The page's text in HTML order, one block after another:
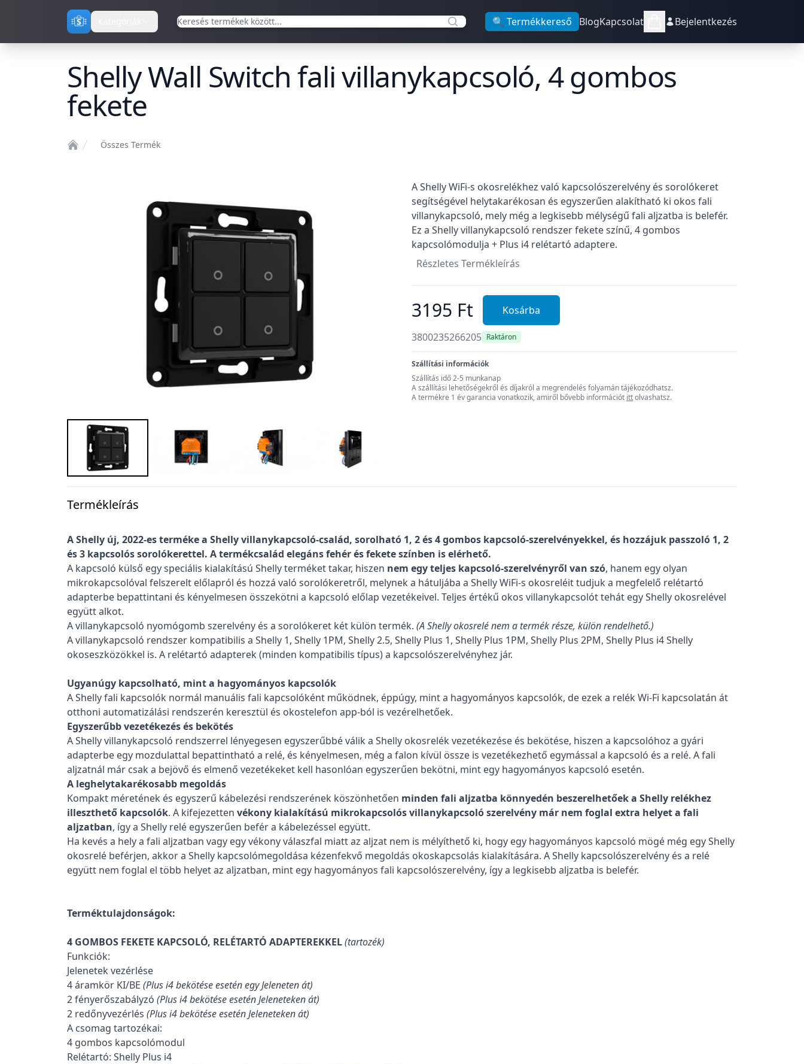
🔍 Termékkereső BlogKapcsolat Bejelentkezés
Shelly Wall Switch fali villanykapcsoló, 4 gombos
fekete
Összes Termék
Termékleírás
A Shelly WiFi-s okosrelékhez való kapcsolószerelvény és sorolókeret
segítségével helytakarékosan és egyszerűen alakítható ki okos fali
villanykapcsoló, mely még a legkisebb mélységű fali aljzatba is belefér.
Ez a Shelly villanykapcsoló rendszer fekete színű, 4 gombos
kapcsolómodulja + Plus i4 relétartó adaptere.
Részletes Termékleírás
3195 Ft Kosárba
3800235266205 Raktáron
Szállítási információk
Szállítás idő 2-5 munkanap
A szállítási lehetőségekről és díjakról a megrendelés folyamán tájékozódhatsz.
A termékre 1 év garancia vonatkozik, amiről bővebb információt ittolvashatsz.
Termékleírás
A Shelly új, 2022-es terméke a Shelly villanykapcsoló-család, sorolható 1, 2 és 4 gombos kapcsoló-szerelvényekkel, és hozzájuk passzoló 1, 2
és 3 kapcsolós sorolókerettel. A termékcsalád elegáns fehér és fekete színben is elérhető.
A kapcsoló külső egy speciális kialakítású Shelly terméket takar, hiszen nem egy teljes kapcsoló-szerelvényről van szó, hanem egy olyan
mikrokapcsolóval felszerelt előlapról és hozzá való sorolókeretről, melynek a hátuljába a Shelly WiFi-s okosreléit tudjuk a megfelelő relétartó
adapterbe bepattintani és kényelmesen összekötni a kapcsoló előlap vezetékeivel. Teljes értékű okos villanykapcsolót tehát egy Shelly okosrelével
együtt alkot.
A villanykapcsoló nyomógomb szerelvény és a sorolókeret két külön termék. (A Shelly okosrelé nem a termék része, külön rendelhető.)
A villanykapcsoló rendszer kompatibilis a Shelly 1, Shelly 1PM, Shelly 2.5, Shelly Plus 1, Shelly Plus 1PM, Shelly Plus 2PM, Shelly Plus i4 Shelly
okoseszközökkel is. A relétartó adapterek (minden kompatibilis típus) a kapcsolószerelvényhez jár.
Ugyanúgy kapcsolható, mint a hagyományos kapcsolók
A Shelly fali kapcsolók normál manuális fali kapcsolóként működnek, éppúgy, mint a hagyományos kapcsolók, de ezek a relék Wi-Fi kapcsolatán át
otthoni automatizálási rendszerén keresztül és okostelefon app-ból is vezérelhetőek.
Egyszerűbb vezetékezés és bekötés
A Shelly villanykapcsoló rendszerrel lényegesen egyszerűbbé válik a Shelly okosrelék vezetékezése és bekötése, hiszen a kapcsolóhoz a gyári
adapterbe egy mozdulattal bepattintható a relé, és kényelmesen, még a falon kívül össze is vezetékezhető egymással a kapcsoló és a relé. A fali
aljzatnál már csak a bejövő és elmenő vezetékeket kell hasonlóan egyszerűen bekötni, mint egy hagyományos kapcsoló esetén.
A leghelytakarékosabb megoldás
Kompakt méretének és egyszerű kábelezési rendszerének köszönhetően minden fali aljzatba könnyedén beszerelhetőek a Shelly relékhez
illeszthető kapcsolók. A kifejezetten vékony kialakítású mikrokapcsolós villanykapcsoló szerelvény már nem foglal extra helyet a fali
aljzatban, így a Shelly relé egyszerűen befér a kábelezéssel együtt.
Ha kevés a hely a fali aljzatban vagy egy vékony válaszfal miatt az aljzat nem is mélyíthető ki, hogy egy hagyományos kapcsoló mögé még egy Shelly
okosrelé beférjen, akkor a Shelly kapcsolómegoldása kézenfekvő megoldás okoskapcsolás kialakítására. A Shelly kapcsolószerelvény és a relé
együtt nem foglal el több helyet az aljzatban, mint egy hagyományos fali kapcsolószerelvény, így a legkisebb aljzatba is belefér.
Terméktulajdonságok:
4 GOMBOS FEKETE KAPCSOLÓ, RELÉTARTÓ ADAPTEREKKEL(tartozék)
Funkciók:
Jelenetek vezérlése
4 áramkör KI/BE (Plus i4 bekötése esetén egy Jeleneten át)
2 fényerőszabályzó (Plus i4 bekötése esetén Jeleneteken át)
2 redőnyvezérlés (Plus i4 bekötése esetén Jeleneteken át)
A csomag tartozékai:
4 gombos kapcsolómodul
Relétartó: Shelly Plus i4